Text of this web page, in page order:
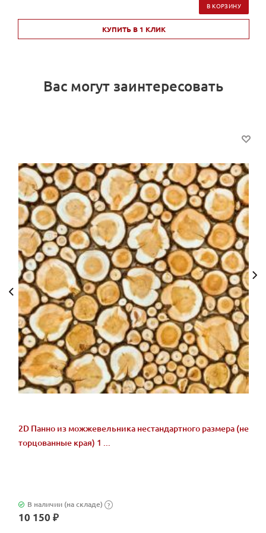
В КОРЗИНУ
КУПИТЬ В 1 КЛИК
Вас могут заинтересовать
2D Панно из можжевельника нестандартного размера (не
торцованные края) 1 ...
В наличии (на складе) ?
10 150 ₽